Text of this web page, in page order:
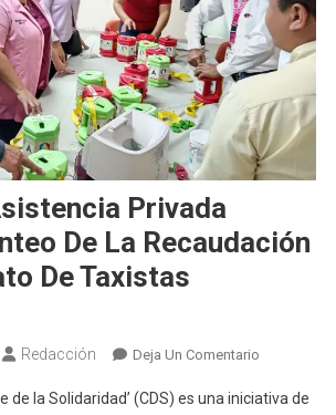
Privada
De La Recaudación
De Taxistas
Redacción Deja Un ComentarioEn
De
de la Solidaridad’ (CDS) es una iniciativa de